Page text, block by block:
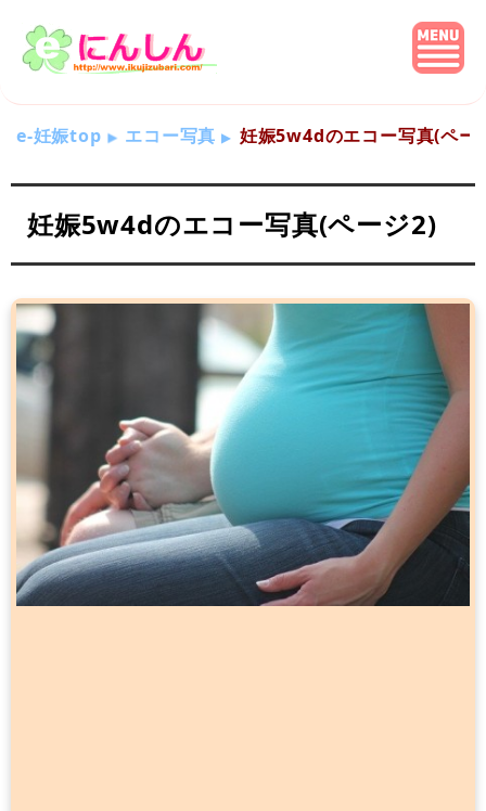
e-妊娠top エコー写真 妊娠5w4dのエコー写真(ペー
妊娠5w4dのエコー写真(ページ2)